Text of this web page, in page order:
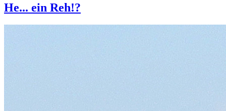
He... ein Reh!?